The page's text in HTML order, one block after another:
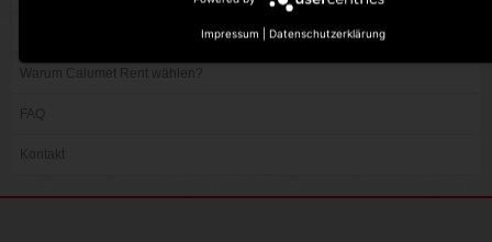
Warum Calumet Rent wählen?
FAQ
Kontakt
Impressum Datenschutzerklärung